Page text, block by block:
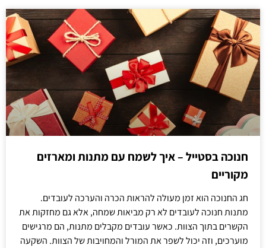
חנוכה בסטייל – איך לשמח עם מתנות ומארזים
מקוריים
חג החנוכה הוא זמן מעולה להראות הכרה והערכה לעובדים.
מתנות חנוכה לעובדים לא רק מביאות שמחה, אלא גם מחזקות את
הקשרים בתוך הצוות. כאשר עובדים מקבלים מתנות, הם מרגישים
מוערכים, וזה יכול לשפר את המורל והמחויבות של הצוות. השקעה